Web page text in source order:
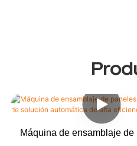
Máquina de ensamblaje de